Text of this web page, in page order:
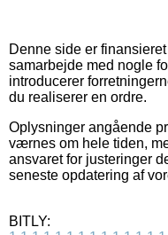
Denne side er
samarbejde med nogle
introducerer
du realiserer en ordre.
Oplysninger angående
værnes om hele tiden,
ansvaret for justeringer
seneste opdatering af
BITLY: